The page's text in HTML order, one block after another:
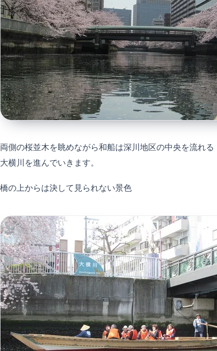
両側の桜並木を眺めながら和船は深川地区の中央を流れる
大横川を進んでいきます。
橋の上からは決して見られない景色